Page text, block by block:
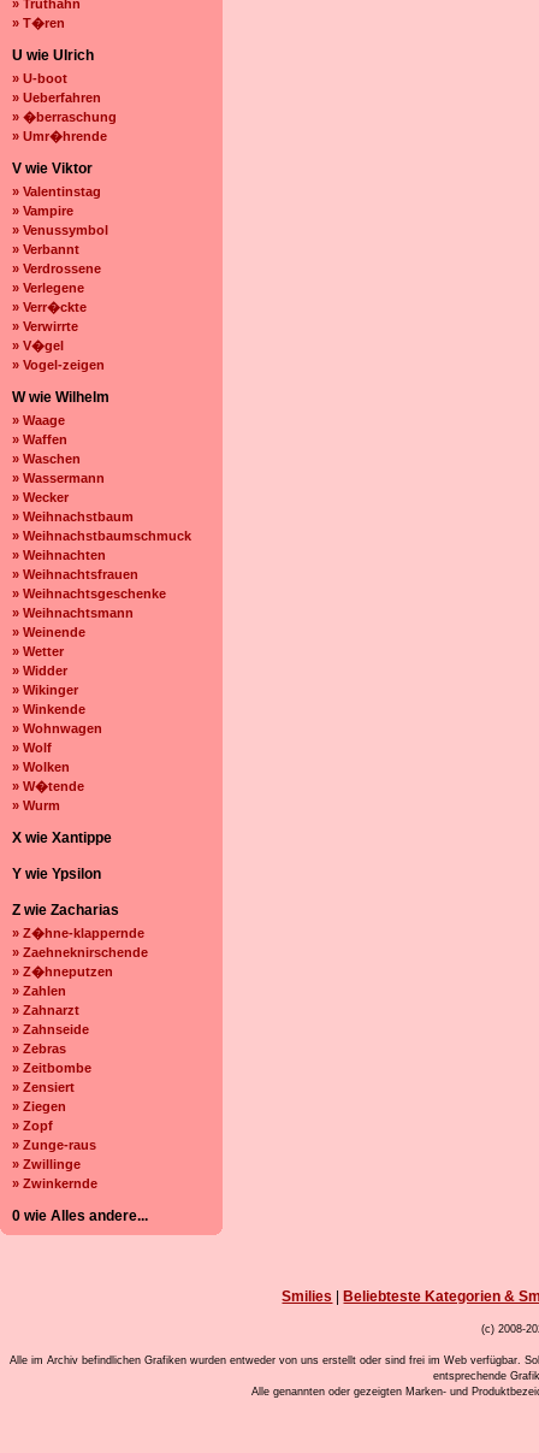
» Truthahn
» T�ren
U wie Ulrich
» U-boot
» Ueberfahren
» �berraschung
» Umr�hrende
V wie Viktor
» Valentinstag
» Vampire
» Venussymbol
» Verbannt
» Verdrossene
» Verlegene
» Verr�ckte
» Verwirrte
» V�gel
» Vogel-zeigen
W wie Wilhelm
» Waage
» Waffen
» Waschen
» Wassermann
» Wecker
» Weihnachstbaum
» Weihnachstbaumschmuck
» Weihnachten
» Weihnachtsfrauen
» Weihnachtsgeschenke
» Weihnachtsmann
» Weinende
» Wetter
» Widder
» Wikinger
» Winkende
» Wohnwagen
» Wolf
» Wolken
» W�tende
» Wurm
X wie Xantippe
Y wie Ypsilon
Z wie Zacharias
» Z�hne-klappernde
» Zaehneknirschende
» Z�hneputzen
» Zahlen
» Zahnarzt
» Zahnseide
» Zebras
» Zeitbombe
» Zensiert
» Ziegen
» Zopf
» Zunge-raus
» Zwillinge
» Zwinkernde
0 wie Alles andere...
Smilies Beliebteste Kategorien &
(c) 2008-
Alle im Archiv befindlichen Grafiken wurden entweder von uns erstellt oder sind frei im Web verfügbar.
entsprechende
Alle genannten oder gezeigten Marken- und